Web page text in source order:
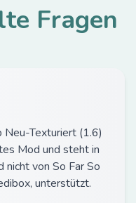
Fragen
Neu-Texturiert (1.6)
Mod und steht in
nicht von So Far So
unterstützt.